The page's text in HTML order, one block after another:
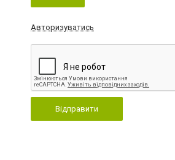
Авторизуватись
Відправити